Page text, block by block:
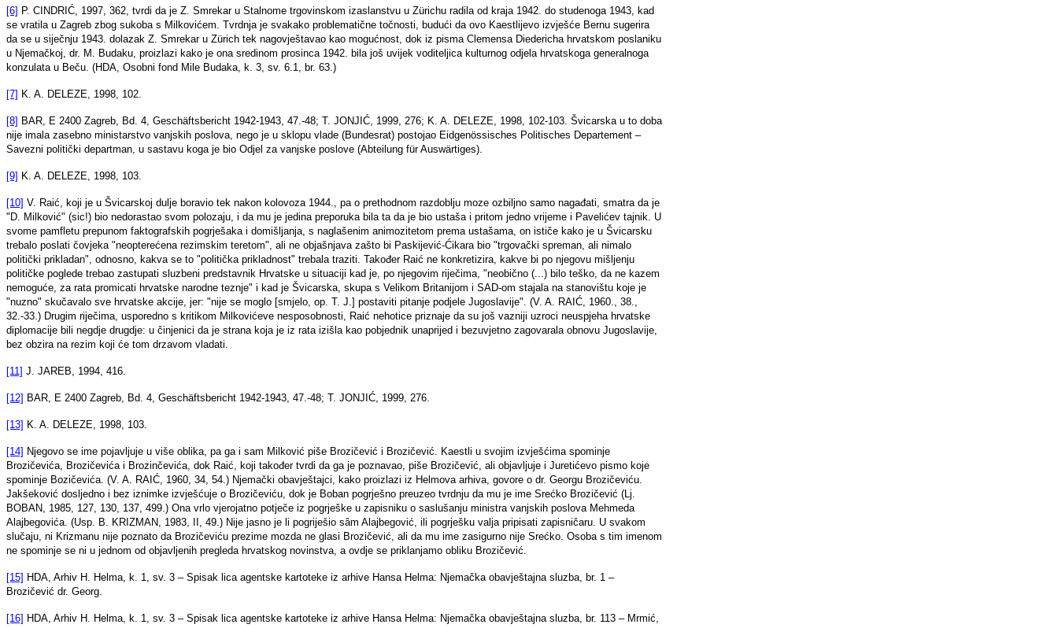
[6] P. CINDRIĆ, 1997, 362, tvrdi da je Z. Smrekar u Stalnome trgovinskom izaslanstvu u Zürichu radila od kraja 1942. do studenoga 1943, kad
se vratila u Zagreb zbog sukoba s Milkovićem. Tvrdnja je svakako problematične točnosti, budući da ovo Kaestlijevo izvješće Bernu sugerira
da se u siječnju 1943. dolazak Z. Smrekar u Zürich tek nagovještavao kao mogućnost, dok iz pisma Clemensa Diedericha hrvatskom poslaniku
u Njemačkoj, dr. M. Budaku, proizlazi kako je ona sredinom prosinca 1942. bila još uvijek voditeljica kulturnog odjela hrvatskoga generalnoga
konzulata u Beču. (HDA, Osobni fond Mile Budaka, k. 3, sv. 6.1, br. 63.)
[7] K. A. DELEZE, 1998, 102.
[8] BAR, E 2400 Zagreb, Bd. 4, Geschäftsbericht 1942-1943, 47.-48; T. JONJIĆ, 1999, 276; K. A. DELEZE, 1998, 102-103. Švicarska u to doba
nije imala zasebno ministarstvo vanjskih poslova, nego je u sklopu vlade (Bundesrat) postojao Eidgenössisches Politisches Departement –
Savezni politički departman, u sastavu koga je bio Odjel za vanjske poslove (Abteilung für Auswärtiges).
[9] K. A. DELEZE, 1998, 103.
[10] V. Raić, koji je u Švicarskoj dulje boravio tek nakon kolovoza 1944., pa o prethodnom razdoblju moze ozbiljno samo nagađati, smatra da je
"D. Milković" (sic!) bio nedorastao svom polozaju, i da mu je jedina preporuka bila ta da je bio ustaša i pritom jedno vrijeme i Pavelićev tajnik. U
svome pamfletu prepunom faktografskih pogrješaka i domišljanja, s naglašenim animozitetom prema ustašama, on ističe kako je u Švicarsku
trebalo poslati čovjeka "neopterećena rezimskim teretom", ali ne objašnjava zašto bi Paskijević-Ćikara bio "trgovački spreman, ali nimalo
politički prikladan", odnosno, kakva se to "politička prikladnost" trebala traziti. Također Raić ne konkretizira, kakve bi po njegovu mišljenju
političke poglede trebao zastupati sluzbeni predstavnik Hrvatske u situaciji kad je, po njegovim riječima, "neobično (...) bilo teško, da ne kazem
nemoguće, za rata promicati hrvatske narodne teznje" i kad je Švicarska, skupa s Velikom Britanijom i SAD-om stajala na stanovištu koje je
"nuzno" skučavalo sve hrvatske akcije, jer: "nije se moglo [smjelo, op. T. J.] postaviti pitanje podjele Jugoslavije". (V. A. RAIĆ, 1960., 38.,
32.-33.) Drugim riječima, usporedno s kritikom Milkovićeve nesposobnosti, Raić nehotice priznaje da su još vazniji uzroci neuspjeha hrvatske
diplomacije bili negdje drugdje: u činjenici da je strana koja je iz rata izišla kao pobjednik unaprijed i bezuvjetno zagovarala obnovu Jugoslavije,
bez obzira na rezim koji će tom drzavom vladati.
[11] J. JAREB, 1994, 416.
[12] BAR, E 2400 Zagreb, Bd. 4, Geschäftsbericht 1942-1943, 47.-48; T. JONJIĆ, 1999, 276.
[13] K. A. DELEZE, 1998, 103.
[14] Njegovo se ime pojavljuje u više oblika, pa ga i sam Milković piše Brozičević i Brozičević. Kaestli u svojim izvješćima spominje
Brozičevića, Brozičevića i Brozinčevića, dok Raić, koji također tvrdi da ga je poznavao, piše Brozičević, ali objavljuje i Juretićevo pismo koje
spominje Bozičevića. (V. A. RAIĆ, 1960, 34, 54.) Njemački obavještajci, kako proizlazi iz Helmova arhiva, govore o dr. Georgu Brozičeviću.
Jakšeković dosljedno i bez iznimke izvješćuje o Brozičeviću, dok je Boban pogrješno preuzeo tvrdnju da mu je ime Srećko Brozičević (Lj.
BOBAN, 1985, 127, 130, 137, 499.) Ona vrlo vjerojatno potječe iz pogrješke u zapisniku o saslušanju ministra vanjskih poslova Mehmeda
Alajbegovića. (Usp. B. KRIZMAN, 1983, II, 49.) Nije jasno je li pogriješio sâm Alajbegović, ili pogrješku valja pripisati zapisničaru. U svakom
slučaju, ni Krizmanu nije poznato da Brozičeviću prezime mozda ne glasi Brozičević, ali da mu ime zasigurno nije Srećko. Osoba s tim imenom
ne spominje se ni u jednom od objavljenih pregleda hrvatskog novinstva, a ovdje se priklanjamo obliku Brozičević.
[15] HDA, Arhiv H. Helma, k. 1, sv. 3 – Spisak lica agentske kartoteke iz arhive Hansa Helma: Njemačka obavještajna sluzba, br. 1 –
Brozičević dr. Georg.
[16] HDA, Arhiv H. Helma, k. 1, sv. 3 – Spisak lica agentske kartoteke iz arhive Hansa Helma: Njemačka obavještajna sluzba, br. 113 – Mrmić,